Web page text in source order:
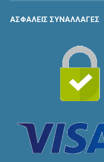
ΑΣΦΑΛΕΙΣ ΣΥΝΑΛΛΑΓΕΣ